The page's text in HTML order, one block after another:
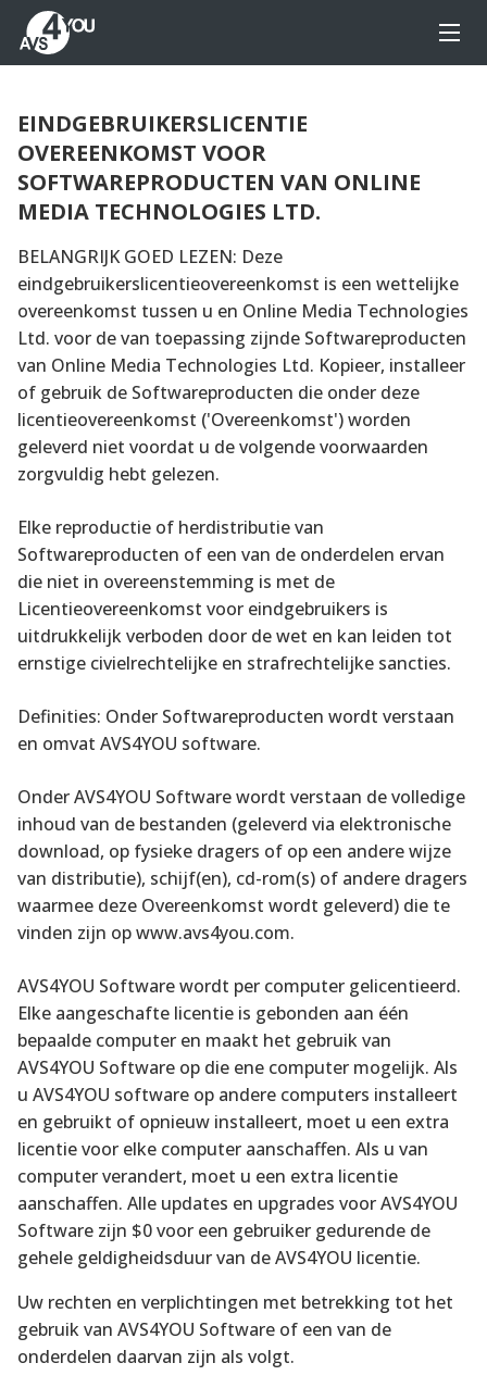
EINDGEBRUIKERSLICENTIE
OVEREENKOMST VOOR
SOFTWAREPRODUCTEN VAN ONLINE
MEDIA TECHNOLOGIES LTD.
BELANGRIJK GOED LEZEN: Deze
eindgebruikerslicentieovereenkomst is een wettelijke
overeenkomst tussen u en Online Media Technologies
Ltd. voor de van toepassing zijnde Softwareproducten
van Online Media Technologies Ltd. Kopieer, installeer
of gebruik de Softwareproducten die onder deze
licentieovereenkomst ('Overeenkomst') worden
geleverd niet voordat u de volgende voorwaarden
zorgvuldig hebt gelezen.
Elke reproductie of herdistributie van
Softwareproducten of een van de onderdelen ervan
die niet in overeenstemming is met de
Licentieovereenkomst voor eindgebruikers is
uitdrukkelijk verboden door de wet en kan leiden tot
ernstige civielrechtelijke en strafrechtelijke sancties.
Definities: Onder Softwareproducten wordt verstaan
en omvat AVS4YOU software.
Onder AVS4YOU Software wordt verstaan de volledige
inhoud van de bestanden (geleverd via elektronische
download, op fysieke dragers of op een andere wijze
van distributie), schijf(en), cd-rom(s) of andere dragers
waarmee deze Overeenkomst wordt geleverd) die te
vinden zijn op www.avs4you.com.
AVS4YOU Software wordt per computer gelicentieerd.
Elke aangeschafte licentie is gebonden aan één
bepaalde computer en maakt het gebruik van
AVS4YOU Software op die ene computer mogelijk. Als
u AVS4YOU software op andere computers installeert
en gebruikt of opnieuw installeert, moet u een extra
licentie voor elke computer aanschaffen. Als u van
computer verandert, moet u een extra licentie
aanschaffen. Alle updates en upgrades voor AVS4YOU
Software zijn $0 voor een gebruiker gedurende de
gehele geldigheidsduur van de AVS4YOU licentie.
Uw rechten en verplichtingen met betrekking tot het
gebruik van AVS4YOU Software of een van de
onderdelen daarvan zijn als volgt.